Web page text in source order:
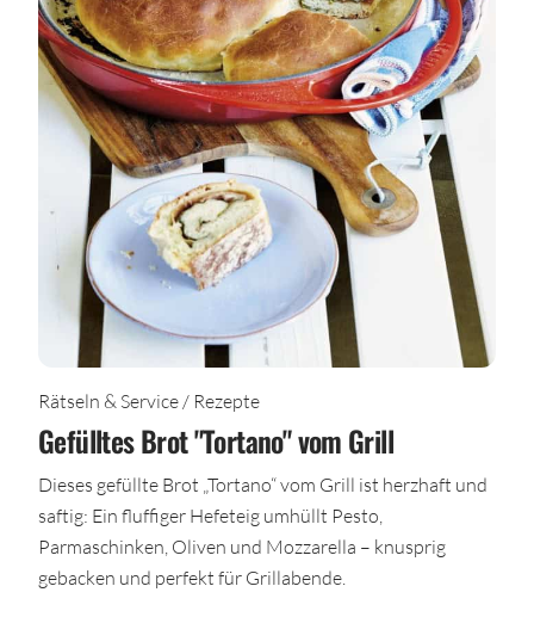
Rätseln & Service / Rezepte
Gefülltes Brot "Tortano" vom Grill
Dieses gefüllte Brot „Tortano“ vom Grill ist herzhaft und
saftig: Ein fluffiger Hefeteig umhüllt Pesto,
Parmaschinken, Oliven und Mozzarella – knusprig
gebacken und perfekt für Grillabende.